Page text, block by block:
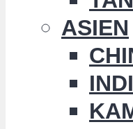
ASIEN